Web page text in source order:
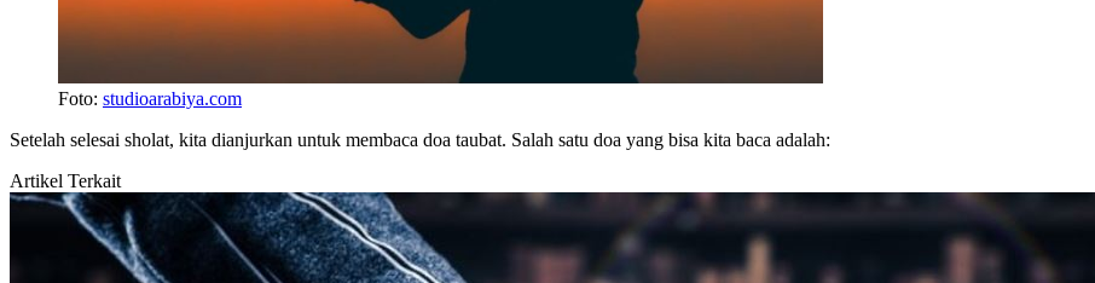
Foto: studioarabiya.com
Setelah selesai sholat, kita dianjurkan untuk membaca doa taubat. Salah satu doa yang bisa kita baca adalah:
Artikel Terkait